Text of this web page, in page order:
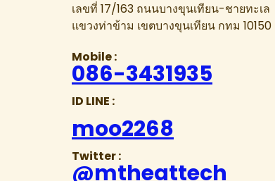
เลขที่ 17/163 ถนนบางขุนเทียน-ชายทะเล
แขวงท่าข้าม เขตบางขุนเทียน กทม 10150
Mobile :
086-3431935
ID LINE :
moo2268
Twitter :
@mtheattech